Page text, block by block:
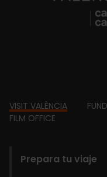
Footer
VISIT VALÈNCIA
FILM OFFICE
Prepara tu viaje